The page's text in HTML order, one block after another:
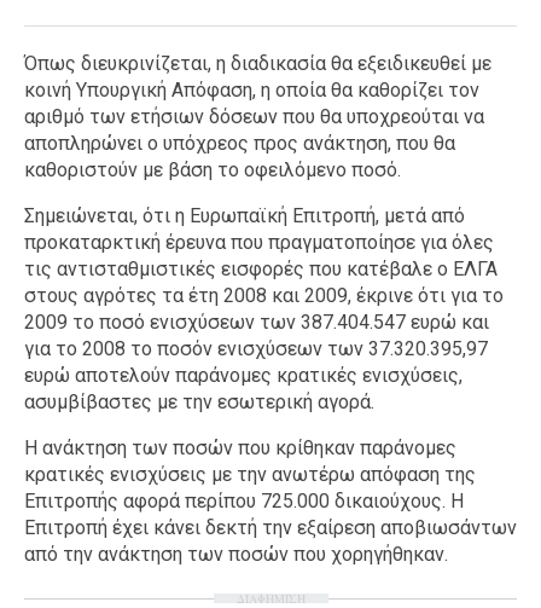
Όπως διευκρινίζεται, η διαδικασία θα εξειδικευθεί με
κοινή Υπουργική Απόφαση, η οποία θα καθορίζει τον
αριθμό των ετήσιων δόσεων που θα υποχρεούται να
αποπληρώνει ο υπόχρεος προς ανάκτηση, που θα
καθοριστούν με βάση το οφειλόμενο ποσό.
Σημειώνεται, ότι η Ευρωπαϊκή Επιτροπή, μετά από
προκαταρκτική έρευνα που πραγματοποίησε για όλες
τις αντισταθμιστικές εισφορές που κατέβαλε ο ΕΛΓΑ
στους αγρότες τα έτη 2008 και 2009, έκρινε ότι για το
2009 το ποσό ενισχύσεων των 387.404.547 ευρώ και
για το 2008 το ποσόν ενισχύσεων των 37.320.395,97
ευρώ αποτελούν παράνομες κρατικές ενισχύσεις,
ασυμβίβαστες με την εσωτερική αγορά.
Η ανάκτηση των ποσών που κρίθηκαν παράνομες
κρατικές ενισχύσεις με την ανωτέρω απόφαση της
Επιτροπής αφορά περίπου 725.000 δικαιούχους. Η
Επιτροπή έχει κάνει δεκτή την εξαίρεση αποβιωσάντων
από την ανάκτηση των ποσών που χορηγήθηκαν.
ΔΙΑΦΗΜΙΣΗ